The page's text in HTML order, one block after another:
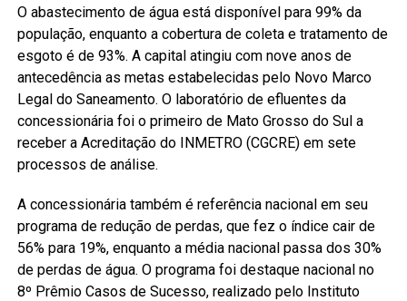
O abastecimento de água está disponível para 99% da
população, enquanto a cobertura de coleta e tratamento de
esgoto é de 93%. A capital atingiu com nove anos de
antecedência as metas estabelecidas pelo Novo Marco
Legal do Saneamento. O laboratório de efluentes da
concessionária foi o primeiro de Mato Grosso do Sul a
receber a Acreditação do INMETRO (CGCRE) em sete
processos de análise.
A concessionária também é referência nacional em seu
programa de redução de perdas, que fez o índice cair de
56% para 19%, enquanto a média nacional passa dos 30%
de perdas de água. O programa foi destaque nacional no
8º Prêmio Casos de Sucesso, realizado pelo Instituto